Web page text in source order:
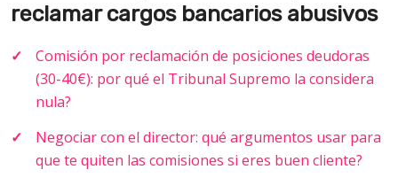
reclamar cargos bancarios abusivos
Comisión por reclamación de posiciones deudoras
(30-40€): por qué el Tribunal Supremo la considera
nula?
Negociar con el director: qué argumentos usar para
que te quiten las comisiones si eres buen cliente?